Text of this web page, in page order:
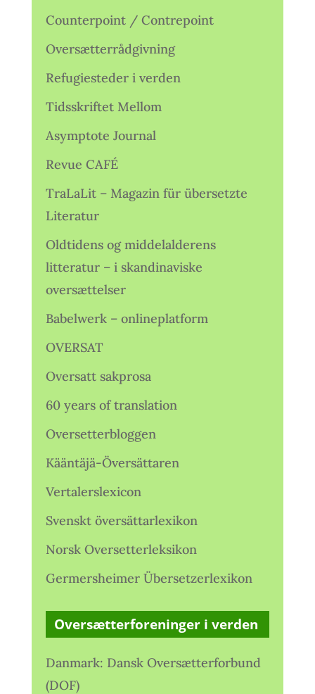
Counterpoint / Contrepoint
Oversætterrådgivning
Refugiesteder i verden
Tidsskriftet Mellom
Asymptote Journal
Revue CAFÉ
TraLaLit – Magazin für übersetzte
Literatur
Oldtidens og middelalderens
litteratur – i skandinaviske
oversættelser
Babelwerk – onlineplatform
OVERSAT
Oversatt sakprosa
60 years of translation
Oversetterbloggen
Kääntäjä-Översättaren
Vertalerslexicon
Svenskt översättarlexikon
Norsk Oversetterleksikon
Germersheimer Übersetzerlexikon
Oversætterforeninger i verden
Danmark: Dansk Oversætterforbund
(DOF)